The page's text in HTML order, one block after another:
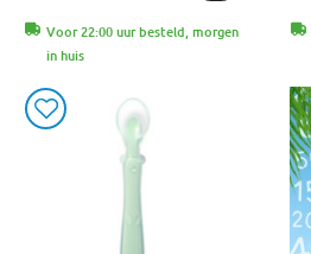
Voor 22:00 uur besteld, morgen
in huis